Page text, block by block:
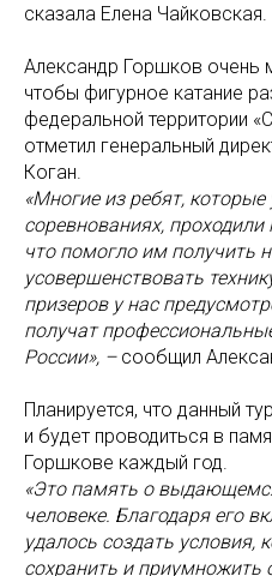
сказала Елена Чайковская.
Александр Горшков очень
чтобы фигурное катание
федеральной территории
отметил генеральный
Коган.
«Многие из ребят,
соревнованиях, проходили
что помогло им получить
усовершенствовать
призеров у нас
получат
России», –сообщил
Планируется, что данный
и будет проводиться в
Горшкове каждый год.
«Это память о
человеке. Благодаря его
удалось создать условия,
сохранить и